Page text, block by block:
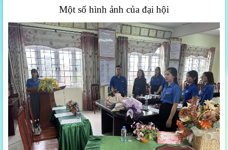
Một số hình ảnh của đại hội